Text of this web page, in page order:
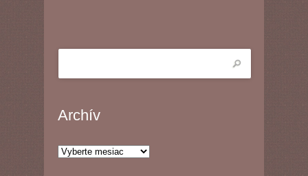
Archív
Archív